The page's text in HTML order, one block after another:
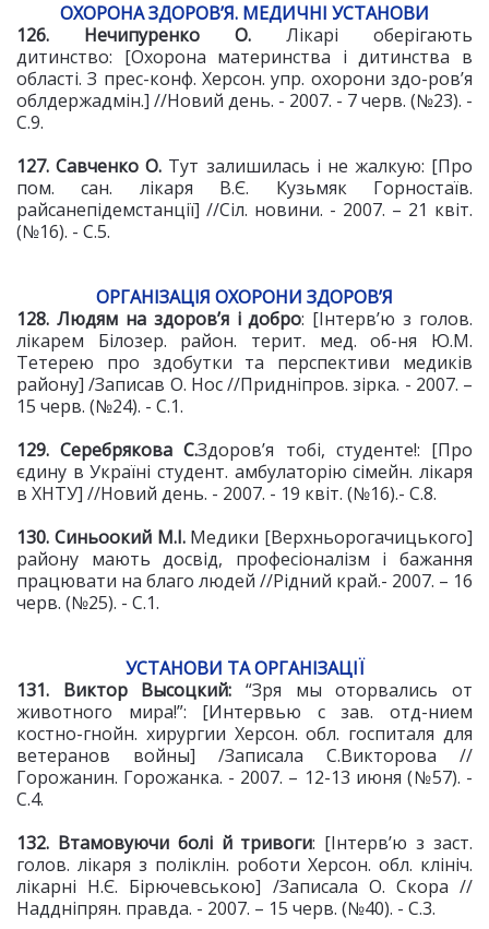
ОХОРОНА ЗДОРОВ’Я. МЕДИЧНІ УСТАНОВИ
126. Нечипуренко О. Лікарі оберігають
дитинство: [Охорона материнства і дитинства в
області. З прес-конф. Херсон. упр. охорони здо-ров’я
облдержадмін.] //Новий день. - 2007. - 7 черв. (№23). -
С.9.
127. Савченко О. Тут залишилась і не жалкую: [Про
пом. сан. лікаря В.Є. Кузьмяк Горностаїв.
райсанепідемстанції] //Сіл. новини. - 2007. – 21 квіт.
(№16). - С.5.
ОРГАНІЗАЦІЯ ОХОРОНИ ЗДОРОВ’Я
128. Людям на здоров’я і добро: [Інтерв’ю з голов.
лікарем Білозер. район. терит. мед. об-ня Ю.М.
Тетерею про здобутки та перспективи медиків
району] /Записав О. Нос //Придніпров. зірка. - 2007. –
15 черв. (№24). - С.1.
129. Серебрякова С.Здоров’я тобі, студенте!: [Про
єдину в Україні студент. амбулаторію сімейн. лікаря
в ХНТУ] //Новий день. - 2007. - 19 квіт. (№16).- С.8.
130. Синьоокий М.І.Медики [Верхньорогачицького]
району мають досвід, професіоналізм і бажання
працювати на благо людей //Рідний край.- 2007. – 16
черв. (№25). - С.1.
УСТАНОВИ ТА ОРГАНІЗАЦІЇ
131. Виктор Высоцкий: “Зря мы оторвались от
животного мира!”: [Интервью с зав. отд-нием
костно-гнойн. хирургии Херсон. обл. госпиталя для
ветеранов войны] /Записала С.Викторова //
Горожанин. Горожанка. - 2007. – 12-13 июня (№57). -
С.4.
132. Втамовуючи болі й тривоги: [Інтерв’ю з заст.
голов. лікаря з поліклін. роботи Херсон. обл. клініч.
лікарні Н.Є. Бірючевською] /Записала О. Скора //
Наддніпрян. правда. - 2007. – 15 черв. (№40). - С.3.